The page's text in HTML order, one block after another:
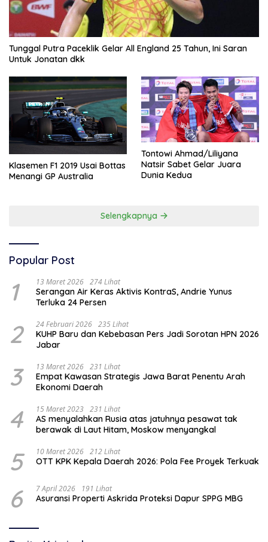
Tunggal Putra Paceklik Gelar All England 25 Tahun, Ini Saran
Untuk Jonatan dkk
Klasemen F1 2019 Usai Bottas
Menangi GP Australia
Tontowi Ahmad/Liliyana
Natsir Sabet Gelar Juara
Dunia Kedua
Selengkapnya
Popular Post
1 13 Maret 2026 274 Lihat
Serangan Air Keras Aktivis KontraS, Andrie Yunus
Terluka 24 Persen
2 24 Februari 2026 235 Lihat
KUHP Baru dan Kebebasan Pers Jadi Sorotan HPN 2026
Jabar
3 13 Maret 2026 231 Lihat
Empat Kawasan Strategis Jawa Barat Penentu Arah
Ekonomi Daerah
4 15 Maret 2023 231 Lihat
AS menyalahkan Rusia atas jatuhnya pesawat tak
berawak di Laut Hitam, Moskow menyangkal
5 10 Maret 2026 212 Lihat
OTT KPK Kepala Daerah 2026: Pola Fee Proyek Terkuak
6 7 April 2026 191 Lihat
Asuransi Properti Askrida Proteksi Dapur SPPG MBG